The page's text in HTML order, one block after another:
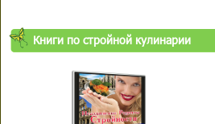
Книги по стройной кулинарии